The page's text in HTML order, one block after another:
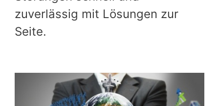
zuverlässig mit Lösungen zur
Seite.